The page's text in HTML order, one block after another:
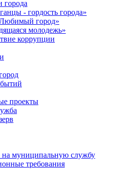
города
- гордость города»
город»
молодежь»
коррупции
проекты
на муниципальную службу
требования